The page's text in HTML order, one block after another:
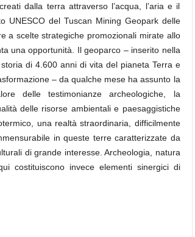
dalla terra attraverso l’acqua, l’aria e il
UNESCO del Tuscan Mining Geopark delle
a scelte strategiche promozionali mirate allo
una opportunità. Il geoparco – inserito nella
di 4.600 anni di vita del pianeta Terra e
– da qualche mese ha assunto la
delle testimonianze archeologiche, la
delle risorse ambientali e paesaggistiche
una realtà straordinaria, difficilmente
in queste terre caratterizzate da
di grande interesse. Archeologia, natura
costituiscono invece elementi sinergici di